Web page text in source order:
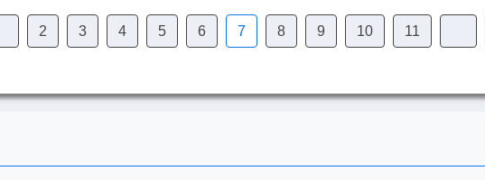
2 3 4 5 6 7 8 9 10 11